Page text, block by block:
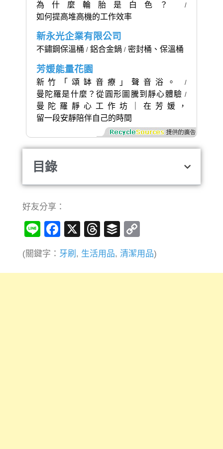
為什麼輪胎是白色？
/
如何提高堆高機的工作效率
新永光企業有限公司
不鏽鋼保溫桶 / 鋁合金鍋 / 密封桶、保溫桶
芳媛能量花園
新竹「頌缽音療」聲音浴。 /
曼陀羅是什麼？從圓形圖騰到靜心體驗 /
曼陀羅靜心工作坊｜在芳媛，
留一段安靜陪伴自己的時間
目錄
好友分享：
LineFacebook
X Threads
Buffer
Link
(關鍵字： 牙刷 , 生活用品, 清潔用品)